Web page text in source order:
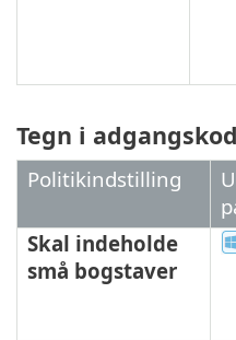
Tegn i
Politikindstilling
Skal indeholde
små bogstaver